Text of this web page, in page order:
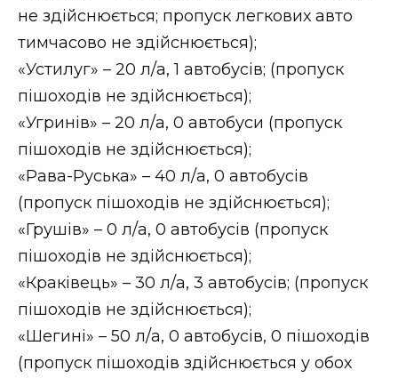
НОВИНИ ЗАХІДНОЇ УКРАЇНИ
ФОТО
ВІДЕО
не здійснюється; пропуск легкових авто
тимчасово не здійснюється);
«Устилуг» – 20 л/а, 1 автобусів; (пропуск
пішоходів не здійснюється);
«Угринів» – 20 л/а, 0 автобуси (пропуск
пішоходів не здійснюється);
«Рава-Руська» – 40 л/а, 0 автобусів
(пропуск пішоходів не здійснюється);
«Грушів» – 0 л/а, 0 автобусів (пропуск
пішоходів не здійснюється);
«Краківець» – 30 л/а, 3 автобусів; (пропуск
пішоходів не здійснюється);
«Шегині» – 50 л/а, 0 автобусів, 0 пішоходів
(пропуск пішоходів здійснюється у обох